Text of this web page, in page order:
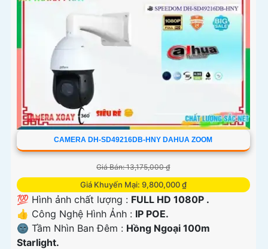
CAMERA DH-SD49216DB-HNY DAHUA ZOOM
Giá Bán: 13,175,000 ₫
Giá Khuyến Mại: 9,800,000 ₫
💯 Hình ảnh chất lượng : FULL HD 1080P .
👍 Công Nghệ Hình Ảnh : IP POE.
🌚 Tầm Nhìn Ban Đêm : Hồng Ngoại 100m
Starlight.